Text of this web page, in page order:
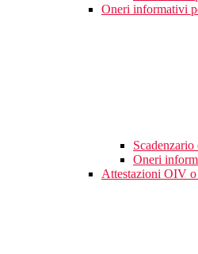
Oneri informativi
Oneri
Attestazioni OIV o